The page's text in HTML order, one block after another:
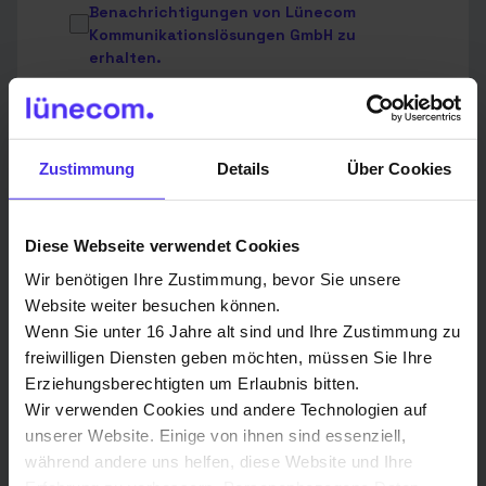
Zustimmung Details Über Cookies
Diese Webseite verwendet Cookies
Wir benötigen Ihre Zustimmung, bevor Sie unsere
Website weiter besuchen können.
Wenn Sie unter 16 Jahre alt sind und Ihre Zustimmung zu
freiwilligen Diensten geben möchten, müssen Sie Ihre
Erziehungsberechtigten um Erlaubnis bitten.
Wir verwenden Cookies und andere Technologien auf
unserer Website. Einige von ihnen sind essenziell,
während andere uns helfen, diese Website und Ihre
Benachrichtigungen von Lünecom
Kommunikationslösungen GmbH zu
erhalten.
Du kannst diese Benachrichtigungen jederzeit
abbestellen. Weitere Informationen zum
Abbestellen, zu unseren Datenschutzverfahren und
dazu, wie wir Deine Privatsphäre schützen und
respektieren, findest Du in unserer
Datenschutzrichtlinie.
Ich stimme der Speicherung und
Daten durch Lünecom
Kommunikationslösungen GmbH zu.
Indem Sie unten auf „Einsenden“ klicken, stimmen Sie
zu, dass die Lünecom Kommunikationslösungen
GmbH die oben angegebenen personenbezogenen
Daten speichert und verarbeitet, um Ihnen die
angeforderten Inhalte bereitzustellen.
Wir verwenden Deine Angaben zweckgebunden zur